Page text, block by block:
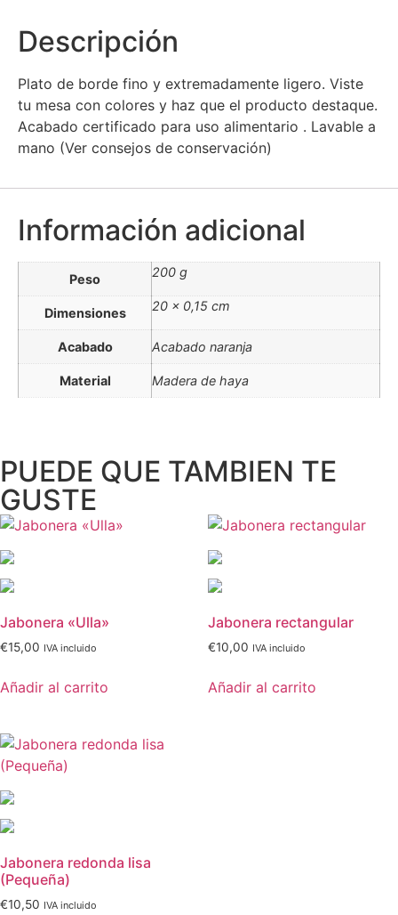
Descripción
Plato de borde fino y extremadamente ligero. Viste
tu mesa con colores y haz que el producto destaque.
Acabado certificado para uso alimentario . Lavable a
mano (Ver consejos de conservación)
Información adicional
Peso 200 g
Dimensiones 20 × 0,15 cm
Acabado Acabado naranja
Material Madera de haya
PUEDE QUE TAMBIEN TE
GUSTE
Jabonera «Ulla»
€15,00 IVA incluido
Añadir al carrito
Jabonera rectangular
€10,00 IVA incluido
Añadir al carrito
Jabonera redonda lisa
(Pequeña)
€10,50 IVA incluido